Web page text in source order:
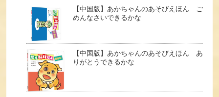
【中国版】あかちゃんのあそびえほん ご
めんなさいできるかな
【中国版】あかちゃんのあそびえほん あ
りがとうできるかな